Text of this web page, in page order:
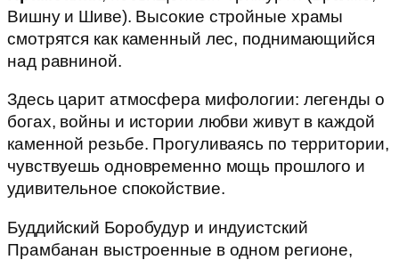
Вишну и Шиве). Высокие стройные храмы
смотрятся как каменный лес, поднимающийся
над равниной.
Здесь царит атмосфера мифологии: легенды о
богах, войны и истории любви живут в каждой
каменной резьбе. Прогуливаясь по территории,
чувствуешь одновременно мощь прошлого и
удивительное спокойствие.
Буддийский Боробудур и индуистский
Прамбанан выстроенные в одном регионе,